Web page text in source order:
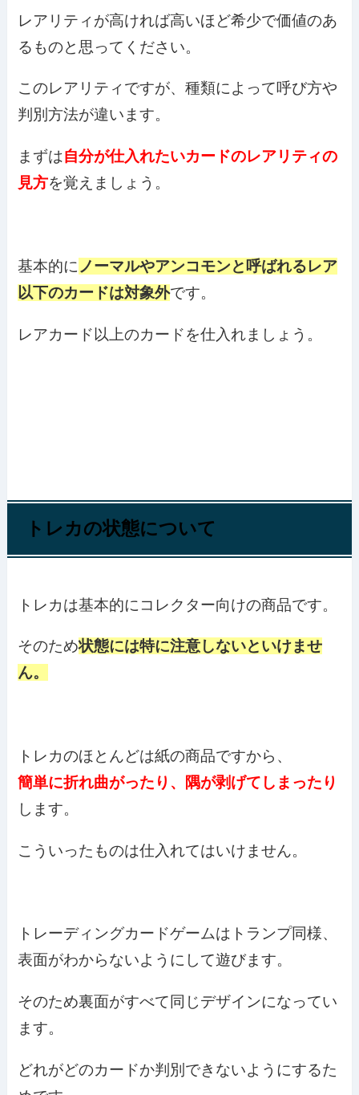
レアリティが高ければ高いほど希少で価値のあ
るものと思ってください。
このレアリティですが、種類によって呼び方や
判別方法が違います。
まずは自分が仕入れたいカードのレアリティの
見方を覚えましょう。
基本的に ノーマルやアンコモンと呼ばれるレア
以下のカードは対象外です。
レアカード以上のカードを仕入れましょう。
トレカの状態について
トレカは基本的にコレクター向けの商品です。
そのため状態には特に注意しないといけませ
ん。
トレカのほとんどは紙の商品ですから、
簡単に折れ曲がったり、隅が剥げてしまったり
します。
こういったものは仕入れてはいけません。
トレーディングカードゲームはトランプ同様、
表面がわからないようにして遊びます。
そのため裏面がすべて同じデザインになってい
ます。
どれがどのカードか判別できないようにするた